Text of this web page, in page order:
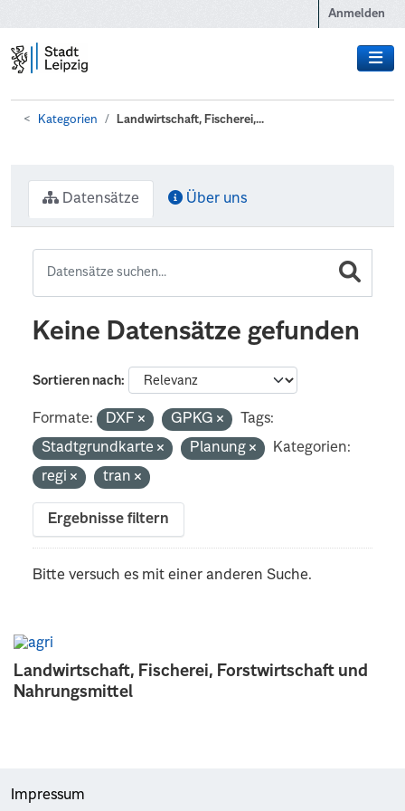
Anmelden
Kategorien Landwirtschaft, Fischerei,...
Landwirtschaft, Fischerei, Forstwirtschaft und
Nahrungsmittel
Datensätze Über uns
Keine Datensätze gefunden
Sortieren nach
Formate: DXF GPKG
Tags:
Stadtgrundkarte
Planung
Kategorien:
regi
tran
Ergebnisse filtern
Bitte versuch es mit einer anderen Suche.
Impressum